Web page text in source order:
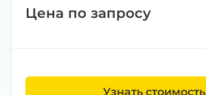
Цена по запросу
Узнать стоимость